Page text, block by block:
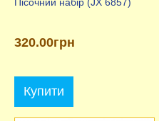
320.00грн
Купити